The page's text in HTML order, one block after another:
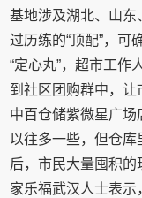
基地涉及湖北、山东
过历练的“顶配”，可
“定心丸”，超市工作
到社区团购群中，让
中百仓储紫微星广
以往多一些，但仓
后，市民大量囤积的
家乐福武汉人士表